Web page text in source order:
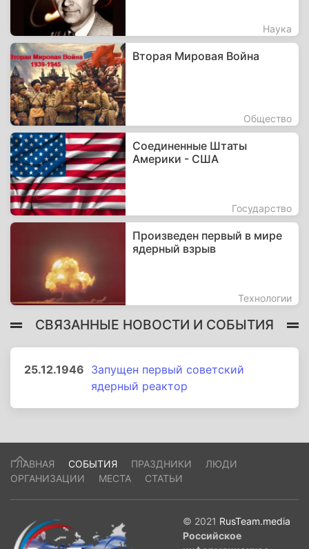
Наука
Вторая Мировая Война
Общество
Соединенные Штаты
Америки - США
Государство
Произведен первый в мире
ядерный взрыв
Технологии
СВЯЗАННЫЕ НОВОСТИ И СОБЫТИЯ
25.12.1946 Запущен первый советский
ядерный реактор
ГЛАВНАЯ СОБЫТИЯ ПРАЗДНИКИ
ЛЮДИ
ОРГАНИЗАЦИИ
МЕСТА СТАТЬИ
© 2021 RusTeam.media
Российское